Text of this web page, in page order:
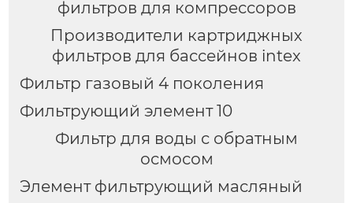
фильтров для компрессоров
Производители картриджных
фильтров для бассейнов intex
Фильтр газовый 4 поколения
Фильтрующий элемент 10
Фильтр для воды с обратным
осмосом
Элемент фильтрующий масляный